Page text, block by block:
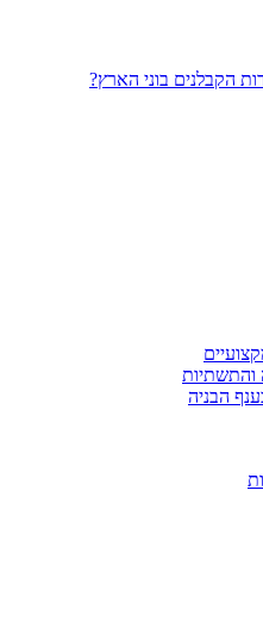
הקבלנים בוני הארץ?
והתשתיות
הבניה